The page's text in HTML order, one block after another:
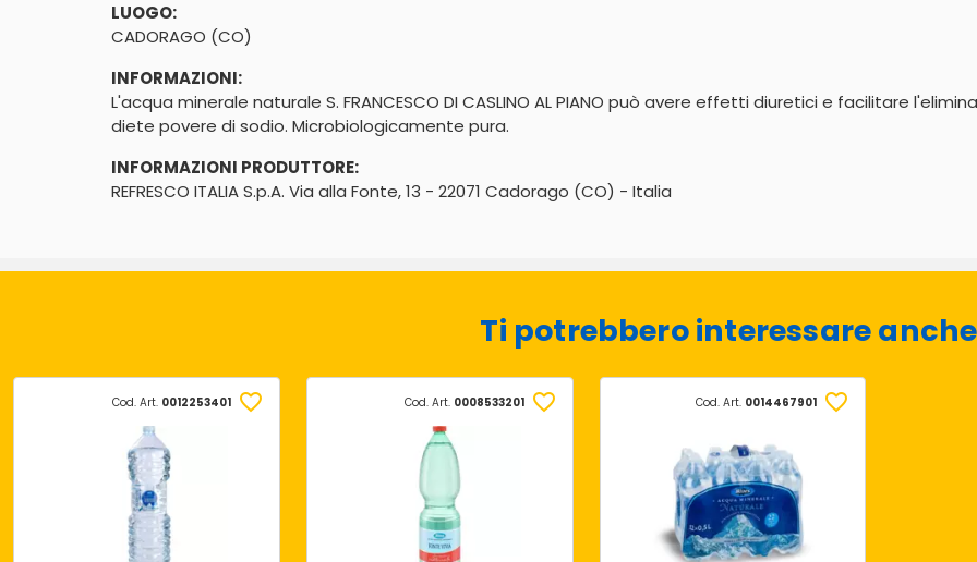
LUOGO:
CADORAGO (CO)
INFORMAZIONI:
L'acqua minerale naturale S. FRANCESCO DI CASLINO AL PIANO può avere effetti diuretici e facilitare
diete povere di sodio. Microbiologicamente pura.
INFORMAZIONI PRODUTTORE:
REFRESCO ITALIA S.p.A. Via alla Fonte, 13 - 22071 Cadorago (CO) - Italia
Ti potrebbero interessare
Cod. Art. 0012253401 Cod. Art. 0008533201 Cod. Art. 0014467901